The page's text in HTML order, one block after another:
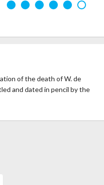
of the death of W. de
and dated in pencil by the